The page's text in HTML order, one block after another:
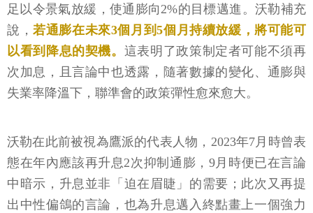
足以令景氣放緩，使通膨向2%的目標邁進。沃勒補充
說，若通膨在未來3個月到5個月持續放緩，將可能可
以看到降息的契機。 這表明了政策制定者可能不須再
次加息，且言論中也透露，隨著數據的變化、通膨與
失業率降溫下，聯準會的政策彈性愈來愈大。
沃勒在此前被視為鷹派的代表人物，2023年7月時曾表
態在年內應該再升息2次抑制通膨，9月時便已在言論
中暗示，升息並非「迫在眉睫」的需要；此次又再提
出中性偏鴿的言論，也為升息邁入終點畫上一個強力